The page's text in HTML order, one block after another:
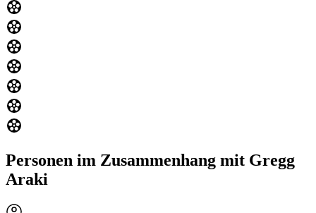
Personen im Zusammenhang mit Gregg
Araki